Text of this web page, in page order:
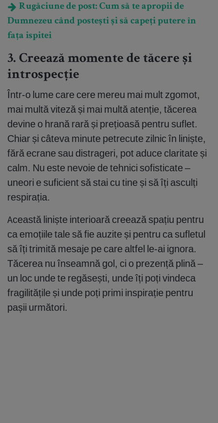
Rugăciune de post: Cum să te apropii de
Dumnezeu când postești și să capeți putere în
fața ispitei
3. Creează momente de tăcere și
introspecție
Într-o lume care cere mereu mai mult zgomot,
mai multă viteză și mai multă atenție, tăcerea
devine o hrană rară și prețioasă pentru suflet.
Chiar și câteva minute petrecute zilnic în liniște,
fără ecrane sau distrageri, pot aduce claritate și
calm. Nu este nevoie de tehnici sofisticate –
uneori e suficient să stai cu tine și să îți asculți
respirația.
Această liniște interioară creează spațiu pentru
ca emoțiile tale să fie auzite și pentru ca sufletul
să îți trimită mesaje pe care altfel le-ai ignora.
Tăcerea nu înseamnă gol, ci o prezență plină –
un loc unde te regăsești, unde îți poți vindeca
fragilitățile și unde poți primi inspirație pentru
pașii următori.